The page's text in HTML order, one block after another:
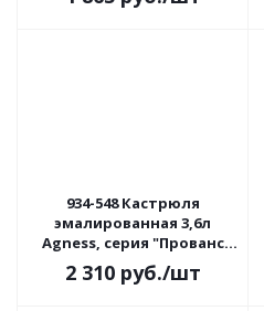
934-548 Кастрюля
эмалированная 3,6л
Agness, серия "Прованс
лимоны", индукция
2 310руб./шт